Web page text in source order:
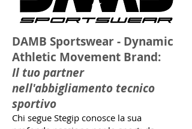
DAMB Sportswear - Dynamic
Athletic Movement Brand:
Il tuo partner
nell'abbigliamento tecnico
sportivo
Chi segue Stegip conosce la sua